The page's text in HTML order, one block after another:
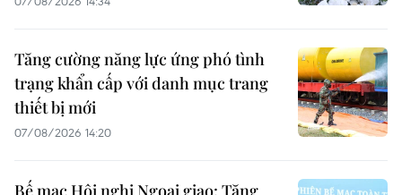
Tăng cường năng lực ứng phó tình
trạng khẩn cấp với danh mục trang
thiết bị mới
07/08/2026 14:20
Bế mạc Hội nghị Ngoại giao: Tăng